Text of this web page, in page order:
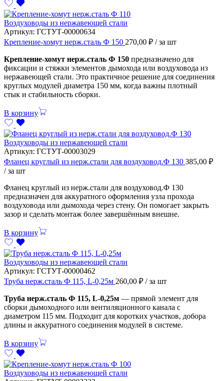
Воздуховоды из нержавеющей стали
Артикул: ГСТУТ-00000634
Крепление-хомут нерж.сталь Ф 150 270,00 ₽ / за шт
Крепление-хомут нерж.сталь Ф 150 предназначено для
фиксации и стяжки элементов дымохода или воздуховода из
нержавеющей стали. Это практичное решение для соединения
круглых модулей диаметра 150 мм, когда важны плотный
стык и стабильность сборки.
В корзину
Воздуховоды из нержавеющей стали
Артикул: ГСТУТ-00003029
Фланец круглый из нерж.стали для воздуховод.Ф 130 385,00 ₽
/ за шт
Фланец круглый из нерж.стали для воздуховод.Ф 130
предназначен для аккуратного оформления узла прохода
воздуховода или дымохода через стену. Он помогает закрыть
зазор и сделать монтаж более завершённым внешне.
В корзину
Воздуховоды из нержавеющей стали
Артикул: ГСТУТ-00000462
Труба нерж.сталь Ф 115, L-0,25м 260,00 ₽ / за шт
Труба нерж.сталь Ф 115, L-0,25м — прямой элемент для
сборки дымоходного или вентиляционного канала с
диаметром 115 мм. Подходит для коротких участков, добора
длины и аккуратного соединения модулей в системе.
В корзину
Воздуховоды из нержавеющей стали